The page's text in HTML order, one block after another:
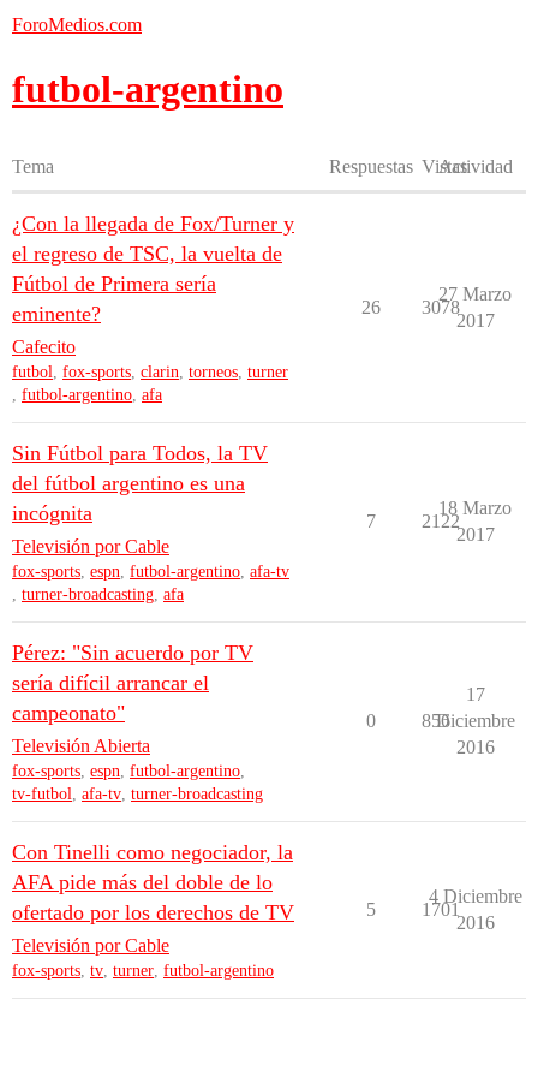
ForoMedios.com
futbol-argentino
Tema Respuestas Vistas
Actividad
¿Con la llegada de Fox/Turner y
el regreso de TSC, la vuelta de
Fútbol de Primera sería
eminente?
Cafecito
futbol, fox-sports, clarin, torneos, turner
, futbol-argentino, afa
26 3078
27 Marzo
2017
Sin Fútbol para Todos, la TV
del fútbol argentino es una
incógnita
Televisión por Cable
fox-sports, espn, futbol-argentino, afa-tv
, turner-broadcasting, afa
7 2122
18 Marzo
2017
Pérez: "Sin acuerdo por TV
sería difícil arrancar el
campeonato"
Televisión Abierta
fox-sports, espn, futbol-argentino,
tv-futbol, afa-tv, turner-broadcasting
0 856
17
Diciembre
2016
Con Tinelli como negociador, la
AFA pide más del doble de lo
ofertado por los derechos de TV
Televisión por Cable
fox-sports, tv, turner, futbol-argentino
5 1701
4 Diciembre
2016